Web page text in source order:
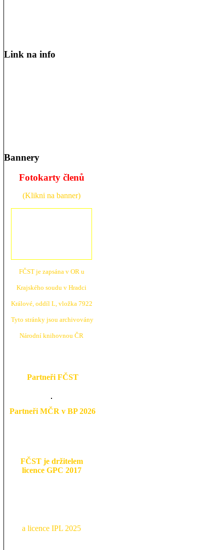
Link na info
Bannery
Fotokarty členů
(Klikni na banner)
FČST je zapsána v OR u
Krajského soudu v Hradci
Králové, oddíl L, vložka 7922
Tyto stránky jsou archivovány
Národní knihovnou ČR
Partneři FČST
Partneři MČR v BP 2026
FČST je držitelem
licence GPC 2017
a licence IPL 2025